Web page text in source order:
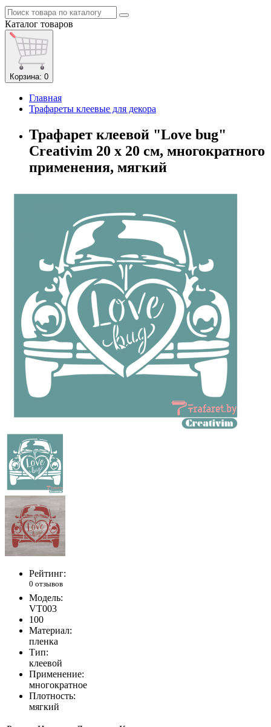
Каталог товаров
Корзина: 0
Главная
Трафареты клеевые для декора
Трафарет клеевой "Love bug"
Creativim 20 х 20 см, многократного
применения, мягкий
Рейтинг:
0 отзывов
Модель:
VT003
100
Материал:
пленка
Тип:
клеевой
Применение:
многократное
Плотность:
мягкий